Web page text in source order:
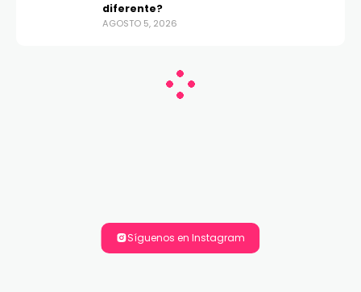
diferente?
AGOSTO 5, 2026
Síguenos en Instagram